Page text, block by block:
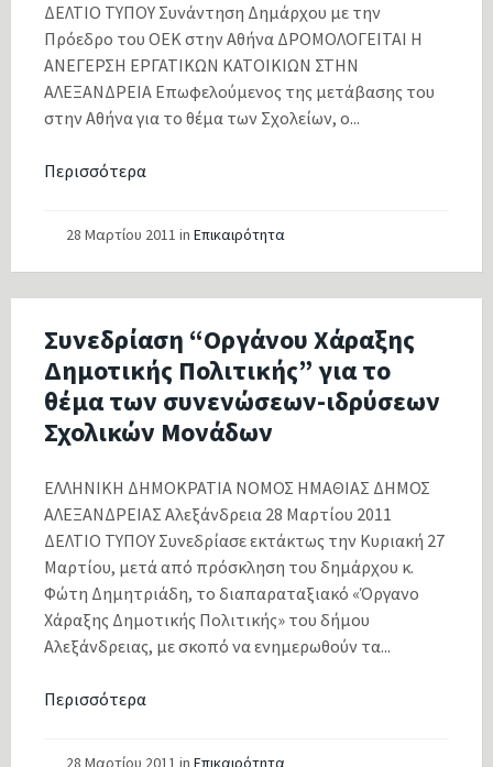
ΔΕΛΤΙΟ ΤΥΠΟΥ Συνάντηση Δημάρχου με την
Πρόεδρο του ΟΕΚ στην Αθήνα ΔΡΟΜΟΛΟΓΕΙΤΑΙ Η
ΑΝΕΓΕΡΣΗ ΕΡΓΑΤΙΚΩΝ ΚΑΤΟΙΚΙΩΝ ΣΤΗΝ
ΑΛΕΞΑΝΔΡΕΙΑ Επωφελούμενος της μετάβασης του
στην Αθήνα για το θέμα των Σχολείων, ο...
Περισσότερα
28 Μαρτίου 2011 in Επικαιρότητα
Συνεδρίαση “Οργάνου Χάραξης
Δημοτικής Πολιτικής” για το
θέμα των συνενώσεων-ιδρύσεων
Σχολικών Μονάδων
ΕΛΛΗΝΙΚΗ ΔΗΜΟΚΡΑΤΙΑ ΝΟΜΟΣ ΗΜΑΘΙΑΣ ΔΗΜΟΣ
ΑΛΕΞΑΝΔΡΕΙΑΣ Αλεξάνδρεια 28 Μαρτίου 2011
ΔΕΛΤΙΟ ΤΥΠΟΥ Συνεδρίασε εκτάκτως την Κυριακή 27
Μαρτίου, μετά από πρόσκληση του δημάρχου κ.
Φώτη Δημητριάδη, το διαπαραταξιακό «Όργανο
Χάραξης Δημοτικής Πολιτικής» του δήμου
Αλεξάνδρειας, με σκοπό να ενημερωθούν τα...
Περισσότερα
28 Μαρτίου 2011 in Επικαιρότητα